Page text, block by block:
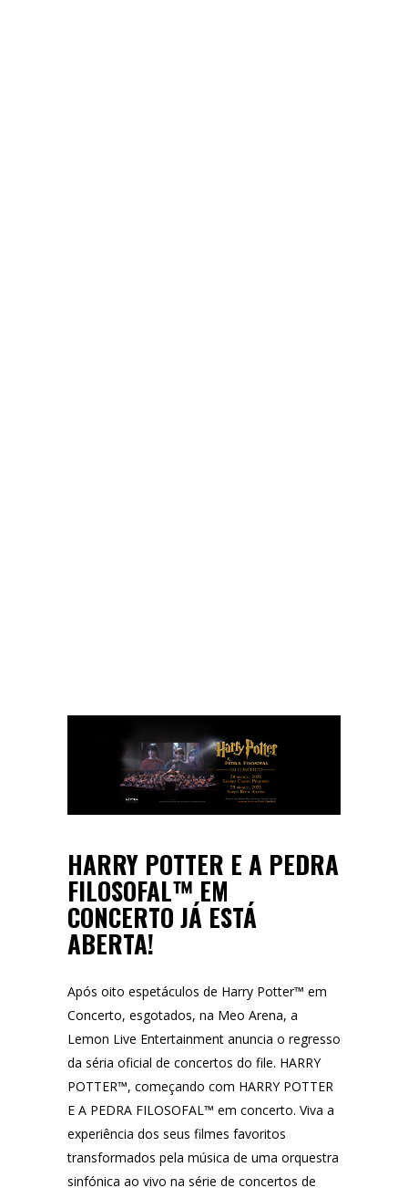
HARRY POTTER E A PEDRA
FILOSOFAL™ EM
CONCERTO JÁ ESTÁ
ABERTA!
Após oito espetáculos de Harry Potter™ em
Concerto, esgotados, na Meo Arena, a
Lemon Live Entertainment anuncia o regresso
da séria oficial de concertos do file. HARRY
POTTER™, começando com HARRY POTTER
E A PEDRA FILOSOFAL™ em concerto. Viva a
experiência dos seus filmes favoritos
transformados pela música de uma orquestra
sinfónica ao vivo na série de concertos de